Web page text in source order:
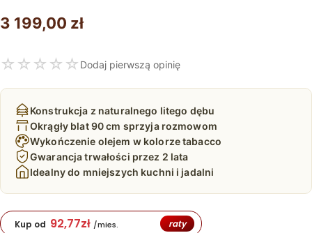
3 199,00 zł
☆ ☆ ☆ ☆ ☆ Dodaj pierwszą opinię
Konstrukcja z naturalnego litego dębu
Okrągły blat 90 cm sprzyja rozmowom
Wykończenie olejem w kolorze tabacco
Gwarancja trwałości przez 2 lata
Idealny do mniejszych kuchni i jadalni
Kup od 92,77zł /mies. raty